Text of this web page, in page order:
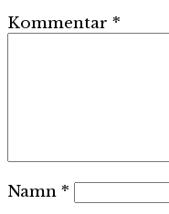
Kommentar *
Namn *